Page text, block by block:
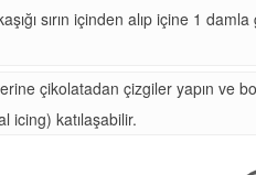
sırın içinden alıp içine 1 damla
çikolatadan çizgiler yapın ve
icing) katılaşabilir.